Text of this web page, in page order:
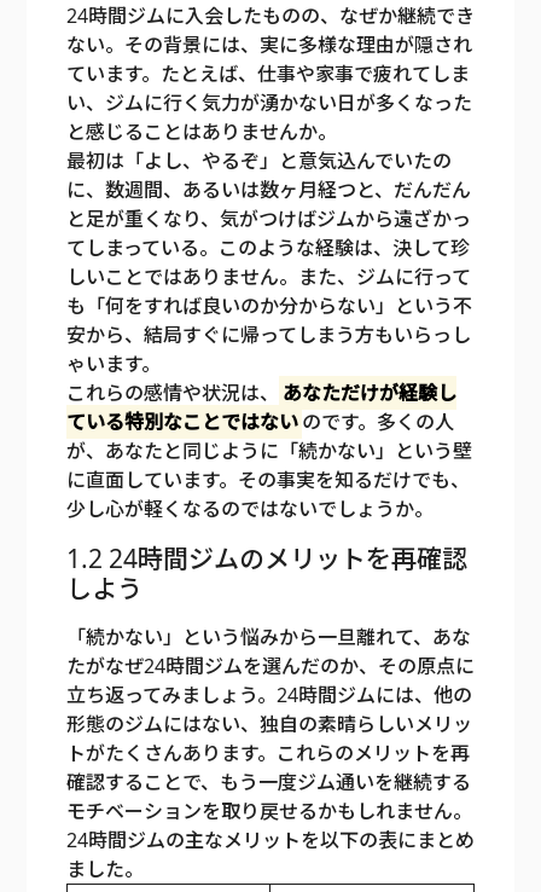
24時間ジムに入会したものの、なぜか継続でき
ない。その背景には、実に多様な理由が隠され
ています。たとえば、仕事や家事で疲れてしま
い、ジムに行く気力が湧かない日が多くなった
と感じることはありませんか。
最初は「よし、やるぞ」と意気込んでいたの
に、数週間、あるいは数ヶ月経つと、だんだん
と足が重くなり、気がつけばジムから遠ざかっ
てしまっている。このような経験は、決して珍
しいことではありません。また、ジムに行って
も「何をすれば良いのか分からない」という不
安から、結局すぐに帰ってしまう方もいらっし
ゃいます。
これらの感情や状況は、
あなただけが経験し
ている特別なことではないのです。多くの人
が、あなたと同じように「続かない」という壁
に直面しています。その事実を知るだけでも、
少し心が軽くなるのではないでしょうか。
1.2 24時間ジムのメリットを再確認
しよう
「続かない」という悩みから一旦離れて、あな
たがなぜ24時間ジムを選んだのか、その原点に
立ち返ってみましょう。24時間ジムには、他の
形態のジムにはない、独自の素晴らしいメリッ
トがたくさんあります。これらのメリットを再
確認することで、もう一度ジム通いを継続する
モチベーションを取り戻せるかもしれません。
24時間ジムの主なメリットを以下の表にまとめ
ました。